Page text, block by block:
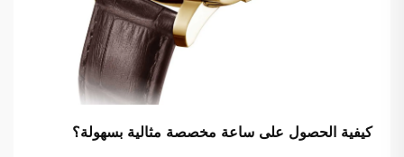
كيفية الحصول على ساعة مخصصة مثالية بسهولة؟